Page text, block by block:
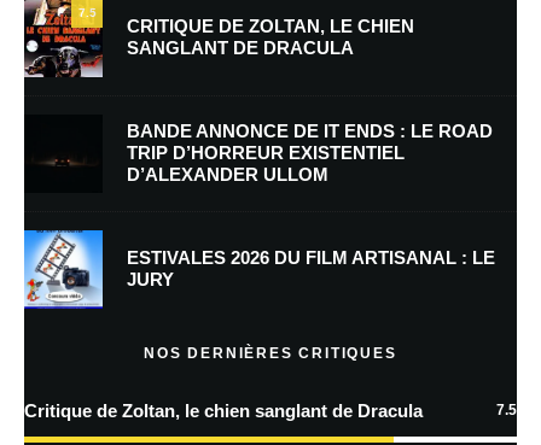
E-mail*
Enregistrer mon nom, mon e-mail et mon site dans le navigateur pour
Prévenez-moi de tous les nouveaux commentaires par e-mail.
Prévenez-moi de tous les nouveaux articles par e-mail.
En savoir
7.5
CRITIQUE DE ZOLTAN, LE CHIEN
SANGLANT DE DRACULA
BANDE ANNONCE DE IT ENDS : LE ROAD
TRIP D’HORREUR EXISTENTIEL
D’ALEXANDER ULLOM
ESTIVALES 2026 DU FILM ARTISANAL : LE
JURY
NOS DERNIÈRES CRITIQUES
Critique de Zoltan, le chien sanglant de Dracula 7.5